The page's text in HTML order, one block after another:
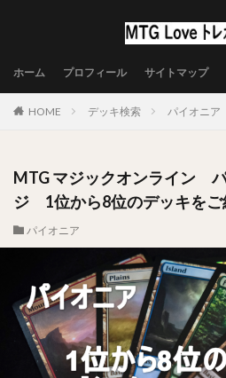
ホーム プロフィール サイトマップ
HOME デッキ検索 パイオニア
MTG マジックオンライン
ジ 1位から8位のデッキを
パイオニア